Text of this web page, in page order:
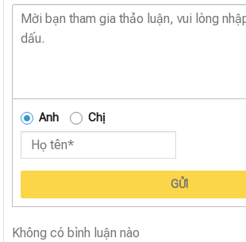
Anh Chị
GỬI
Không có bình luận nào